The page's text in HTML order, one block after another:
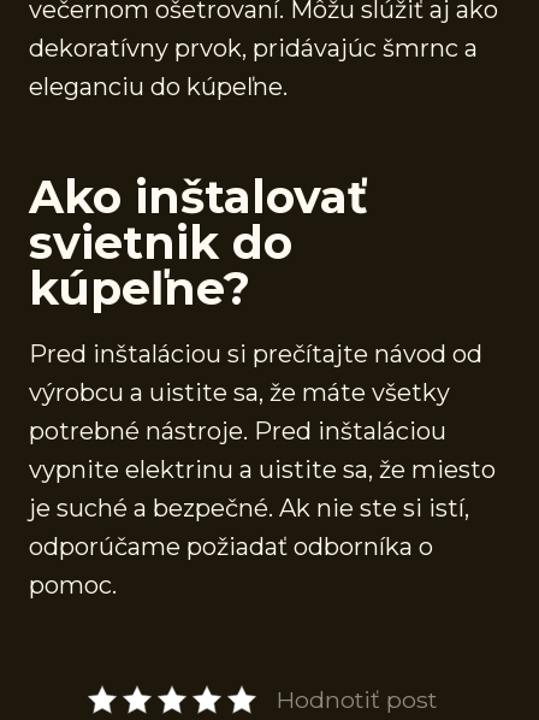
večernom ošetrovaní. Môžu slúžiť aj ako
dekoratívny prvok, pridávajúc šmrnc a
eleganciu do kúpeľne.
Ako inštalovať
svietnik do
kúpeľne?
Pred inštaláciou si prečítajte návod od
výrobcu a uistite sa, že máte všetky
potrebné nástroje. Pred inštaláciou
vypnite elektrinu a uistite sa, že miesto
je suché a bezpečné. Ak nie ste si istí,
odporúčame požiadať odborníka o
pomoc.
Hodnotiť post